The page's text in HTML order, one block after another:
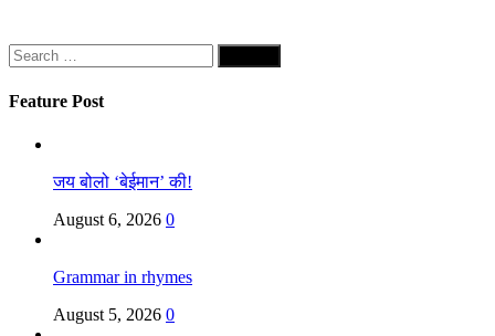
Search
for:
Feature Post
जय बोलो ‘बेईमान’ की!
August 6, 2026 0
Grammar in rhymes
August 5, 2026 0